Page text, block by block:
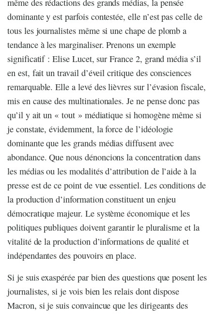
dominante y est parfois contestée, elle n’est pas celle de
tous les journalistes même si une chape de plomb a
tendance à les marginaliser. Prenons un exemple
significatif : Elise Lucet, sur France 2, grand média s’il
en est, fait un travail d’éveil critique des consciences
remarquable. Elle a levé des lièvres sur l’évasion fiscale,
mis en cause des multinationales. Je ne pense donc pas
qu’il y ait un « tout » médiatique si homogène même si
je constate, évidemment, la force de l’idéologie
dominante que les grands médias diffusent avec
abondance. Que nous dénoncions la concentration dans
les médias ou les modalités d’attribution de l’aide à la
presse est de ce point de vue essentiel. Les conditions de
la production d’information constituent un enjeu
démocratique majeur. Le système économique et les
politiques publiques doivent garantir le pluralisme et la
vitalité de la production d’informations de qualité et
indépendantes des pouvoirs en place.
Si je suis exaspérée par bien des questions que posent les
journalistes, si je vois bien les relais dont dispose
Macron, si je suis convaincue que les dirigeants des